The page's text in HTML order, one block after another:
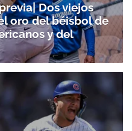
Dos viejos
oro del béisbol de
y del